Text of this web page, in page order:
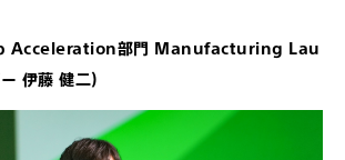
Acceleration部門 Manufacturing Lau
伊藤 健二）